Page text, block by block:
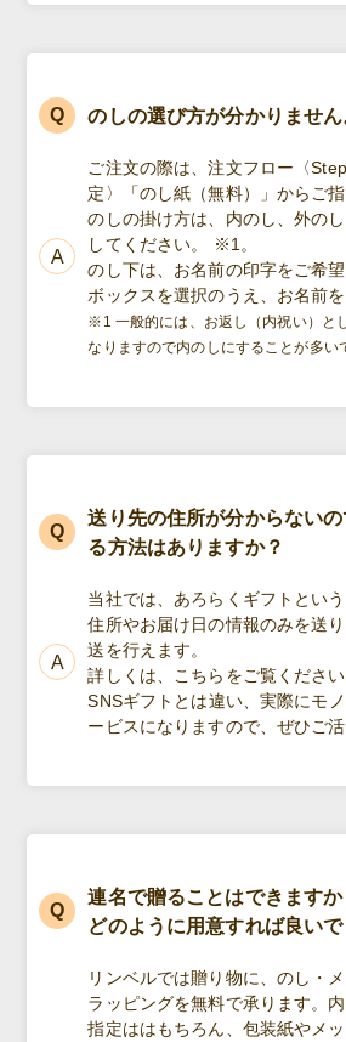
のしの選び方が分かりません
ご注文の際は、注文フロー〈
定〉「のし紙（無料）」からご指
のしの掛け方は、内のし、外の
してください。 ※1。
のし下は、お名前の印字をご希
ボックスを選択のうえ、お名前を
※1 一般的には、お返し（内祝い）と
なりますので内のしにすることが多い
送り先の住所が分からない
る方法はありますか？
当社では、あろらくギフトという
住所やお届け日の情報のみを送
送を行えます。
詳しくは、こちらをご覧ください
SNSギフトとは違い、実際にモ
ービスになりますので、ぜひご活
連名で贈ることはできます
どのように用意すれば良いで
リンベルでは贈り物に、のし・
ラッピングを無料で承ります。
指定ははもちろん、包装紙やメ